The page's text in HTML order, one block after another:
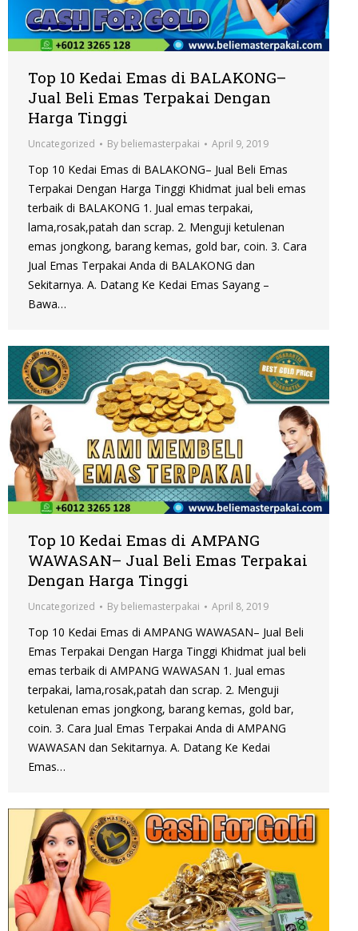
Top 10 Kedai Emas di BALAKONG–
Jual Beli Emas Terpakai Dengan
Harga Tinggi
Uncategorized By beliemasterpakai April 9, 2019
Top 10 Kedai Emas di BALAKONG– Jual Beli Emas
Terpakai Dengan Harga Tinggi Khidmat jual beli emas
terbaik di BALAKONG 1. Jual emas terpakai,
lama,rosak,patah dan scrap. 2. Menguji ketulenan
emas jongkong, barang kemas, gold bar, coin. 3. Cara
Jual Emas Terpakai Anda di BALAKONG dan
Sekitarnya. A. Datang Ke Kedai Emas Sayang –
Bawa…
Top 10 Kedai Emas di AMPANG
WAWASAN– Jual Beli Emas Terpakai
Dengan Harga Tinggi
Uncategorized By beliemasterpakai April 8, 2019
Top 10 Kedai Emas di AMPANG WAWASAN– Jual Beli
Emas Terpakai Dengan Harga Tinggi Khidmat jual beli
emas terbaik di AMPANG WAWASAN 1. Jual emas
terpakai, lama,rosak,patah dan scrap. 2. Menguji
ketulenan emas jongkong, barang kemas, gold bar,
coin. 3. Cara Jual Emas Terpakai Anda di AMPANG
WAWASAN dan Sekitarnya. A. Datang Ke Kedai
Emas…